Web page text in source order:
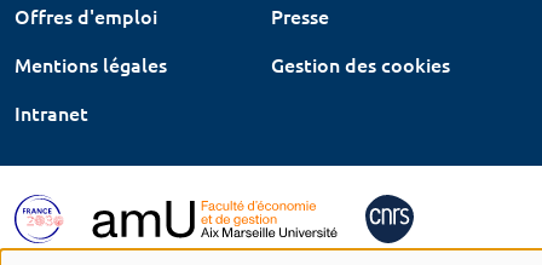
Offres d'emploi
Presse
Mentions légales
Gestion des cookies
Intranet